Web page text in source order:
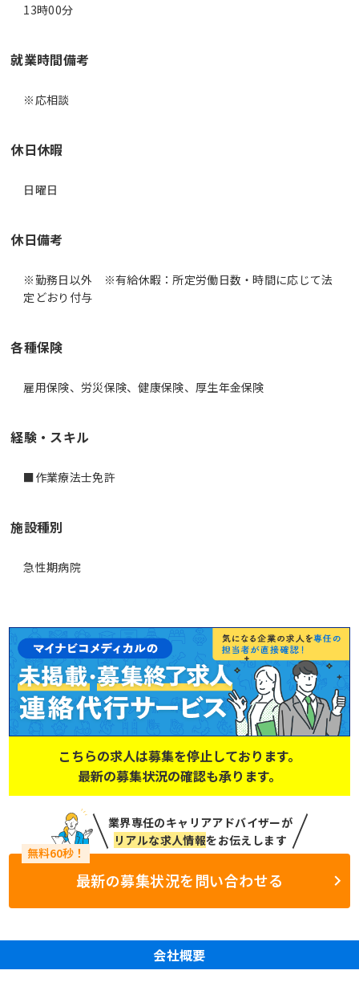
13時00分
就業時間備考
休日休暇
日曜日
休日備考
※勤務日以外 ※有給休暇：所定労働日数・時間に応じて法
定どおり付与
各種保険
雇用保険、労災保険、健康保険、厚生年金保険
経験・スキル
■作業療法士免許
施設種別
急性期病院
こちらの求人は募集を停止しております。
最新の募集状況の確認も承ります。
業界専任のキャリアアドバイザーが
リアルな求人情報をお伝えします
最新の募集状況を問い合わせる
会社概要